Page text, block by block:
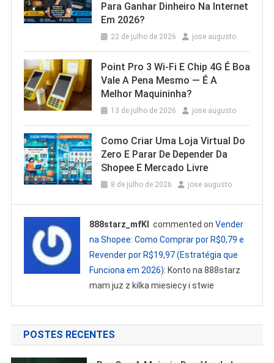
Para Ganhar Dinheiro Na Internet
Em 2026?
22 de julho de 2026 jose augusto
Point Pro 3 Wi‑Fi E Chip 4G É Boa
Vale A Pena Mesmo — É A
Melhor Maquininha?
13 de julho de 2026 jose augusto
Como Criar Uma Loja Virtual Do
Zero E Parar De Depender Da
Shopee E Mercado Livre
8 de julho de 2026 jose augusto
888starz_mfKl commented onVender
na Shopee: Como Comprar por R$0,79 e
Revender por R$19,97 (Estratégia que
Funciona em 2026): Konto na 888starz
mam juz z kilka miesiecy i stwie
POSTES RECENTES